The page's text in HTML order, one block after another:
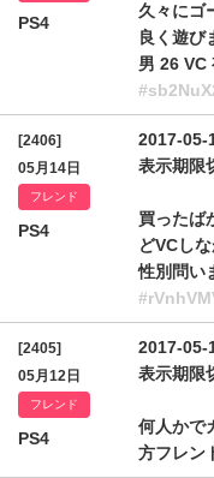
PS4
久々にゴ
良く遊び
男 26 VC
[2406]
05月14日
フレンド
PS4
2017-05-
表示期限
買ったば
どVCし
性別問い
[2405]
05月12日
フレンド
PS4
2017-05-
表示期限
何人かで
方フレン